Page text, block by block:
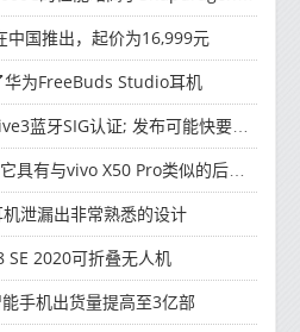
中国推出，起价为16,999元
为FreeBuds Studio耳机
牙SIG认证; 发布可能快要结束了
有与vivo X50 Pro类似的后部设计
泄漏出非常熟悉的设计
SE 2020可折叠无人机
手机出货量提高至3亿部